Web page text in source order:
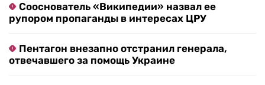
Сооснователь «Википедии» назвал ее
рупором пропаганды в интересах ЦРУ
Пентагон внезапно отстранил генерала,
отвечавшего за помощь Украине